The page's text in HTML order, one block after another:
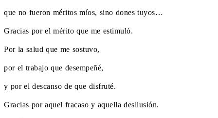
que no fueron méritos míos, sino dones tuyos…
Gracias por el mérito que me estimuló.
Por la salud que me sostuvo,
por el trabajo que desempeñé,
y por el descanso de que disfruté.
Gracias por aquel fracaso y aquella desilusión.